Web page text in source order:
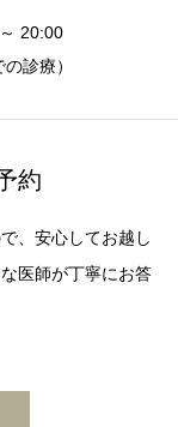
20:00
診療）
約
、安心してお越し
医師が丁寧にお答